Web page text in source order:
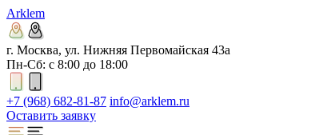
Arklem
г. Москва, ул. Нижняя Первомайская 43а
Пн-Сб: с 8:00 до 18:00
+7 (968) 682-81-87 info@arklem.ru
Оставить заявку